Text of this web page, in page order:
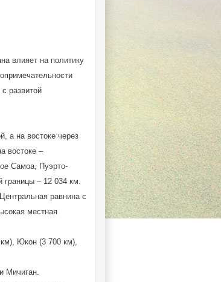
влияет на политику
развитой
а на востоке через
востоке –
Самоа, Пуэрто-
границы – 12 034 км.
равнина с
местная
Юкон (3 700 км),
Мичиган.